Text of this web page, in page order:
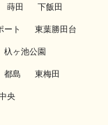
蒔田 下飯田
ート 東葉勝田台
杁ヶ池公園
都島 東梅田
央